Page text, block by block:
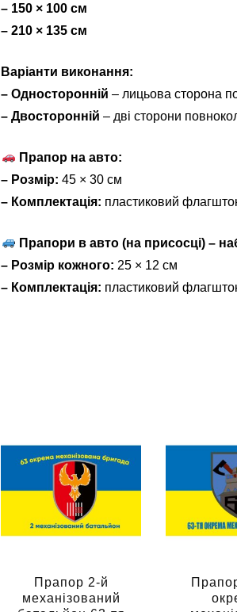
– 150 × 100 см
– 210 × 135 см
Варіанти виконання:
– Односторонній – лицьова сторона
– Двосторонній – дві сторони
Прапор на авто:
– Розмір: 45 × 30 см
– Комплектація: пластиковий
Прапори в авто (на присосці) –
– Розмір кожного: 25 × 12 см
– Комплектація: пластиковий
Прапор 2-й
механізований